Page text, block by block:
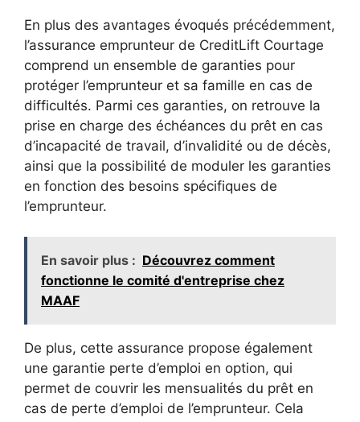
En plus des avantages évoqués précédemment,
l’assurance emprunteur de CreditLift Courtage
comprend un ensemble de garanties pour
protéger l’emprunteur et sa famille en cas de
difficultés. Parmi ces garanties, on retrouve la
prise en charge des échéances du prêt en cas
d’incapacité de travail, d’invalidité ou de décès,
ainsi que la possibilité de moduler les garanties
en fonction des besoins spécifiques de
l’emprunteur.
En savoir plus : Découvrez comment
fonctionne le comité d'entreprise chez
MAAF
De plus, cette assurance propose également
une garantie perte d’emploi en option, qui
permet de couvrir les mensualités du prêt en
cas de perte d’emploi de l’emprunteur. Cela